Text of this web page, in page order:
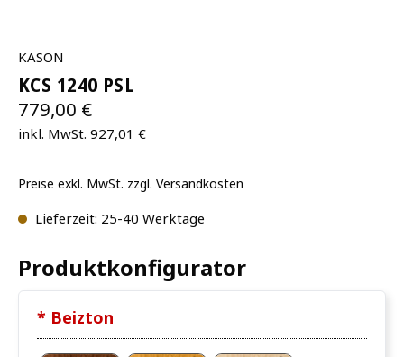
KASON
KCS 1240 PSL
779,00 €
inkl. MwSt. 927,01 €
Preise exkl. MwSt. zzgl. Versandkosten
Lieferzeit: 25-40 Werktage
Produktkonfigurator
* Beizton